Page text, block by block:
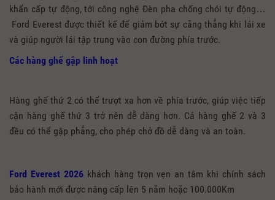
khẩn cấp tự động, tới công nghệ Đèn pha chống chói tự động…
Ford Everest được thiết kế để giảm bớt sự căng thẳng khi lái xe
và giúp người lái tập trung vào con đường phía trước.
Các hàng ghế gập linh hoạt
Hàng ghế thứ 2 có thể trượt xa hơn về phía trước, giúp việc tiếp
cận hàng ghế thứ 3 trở nên dễ dàng hơn. Cả hàng ghế 2 và 3
đều có thể gập phẳng, cho phép chở đồ dễ dàng và an toàn.
Ford Everest 2026khách hàng trọn vẹn an tâm khi chính sách
bảo hành mới được nâng cấp lên 5 năm hoặc 100.000Km